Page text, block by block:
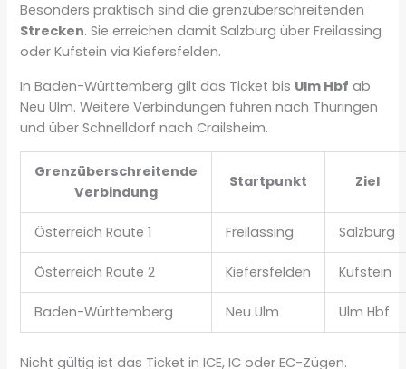
Besonders praktisch sind die grenzüberschreitenden
Strecken. Sie erreichen damit Salzburg über Freilassing
oder Kufstein via Kiefersfelden.
In Baden-Württemberg gilt das Ticket bis Ulm Hbf ab
Neu Ulm. Weitere Verbindungen führen nach Thüringen
und über Schnelldorf nach Crailsheim.
Grenzüberschreitende
Verbindung
Startpunkt Ziel
Österreich Route 1 Freilassing Salzburg
Österreich Route 2 Kiefersfelden Kufstein
Baden-Württemberg Neu Ulm Ulm Hbf
Nicht gültig ist das Ticket in ICE, IC oder EC-Zügen.